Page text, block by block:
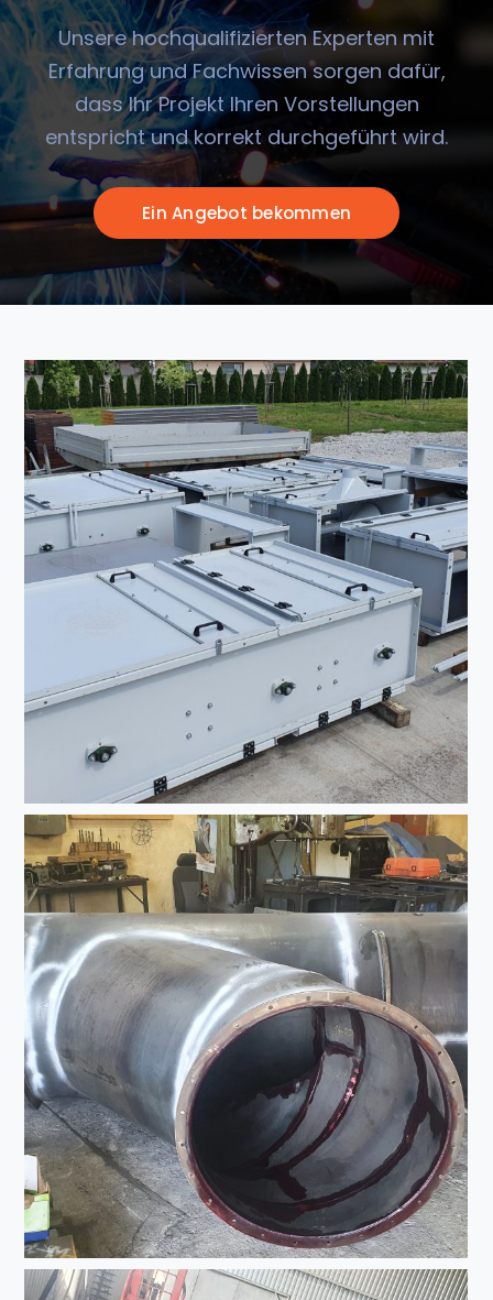
Unsere hochqualifizierten Experten mit
Erfahrung und Fachwissen sorgen dafür,
dass Ihr Projekt Ihren Vorstellungen
entspricht und korrekt durchgeführt wird.
Ein Angebot bekommen